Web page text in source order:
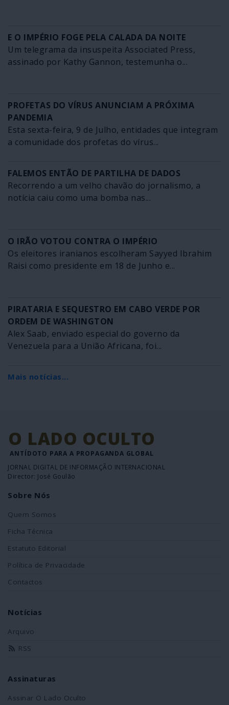
E O IMPÉRIO FOGE PELA CALADA DA NOITE
Um telegrama da insuspeita Associated Press,
assinado por Kathy Gannon, testemunha o...
PROFETAS DO VÍRUS ANUNCIAM A PRÓXIMA
PANDEMIA
Esta sexta-feira, 9 de Julho, entidades que integram
a comunidade dos profetas do vírus...
FALEMOS ENTÃO DE PARTILHA DE DADOS
Recorrendo a um velho chavão do jornalismo, a
notícia caiu como uma bomba nas...
O IRÃO VOTOU CONTRA O IMPÉRIO
Os eleitores iranianos escolheram Sayyed Ibrahim
Raisi como presidente em 18 de Junho e...
PIRATARIA E SEQUESTRO EM CABO VERDE POR
ORDEM DE WASHINGTON
Alex Saab, enviado especial do governo da
Venezuela para a União Africana, foi...
Mais notícias...
O LADO OCULTO
ANTÍDOTO PARA A PROPAGANDA GLOBAL
JORNAL DIGITAL DE INFORMAÇÃO INTERNACIONAL
Director: José Goulão
Sobre Nós
Quem Somos
Ficha Técnica
Estatuto Editorial
Política de Privacidade
Contactos
Notícias
Arquivo
RSS
Assinaturas
Assinar O Lado Oculto